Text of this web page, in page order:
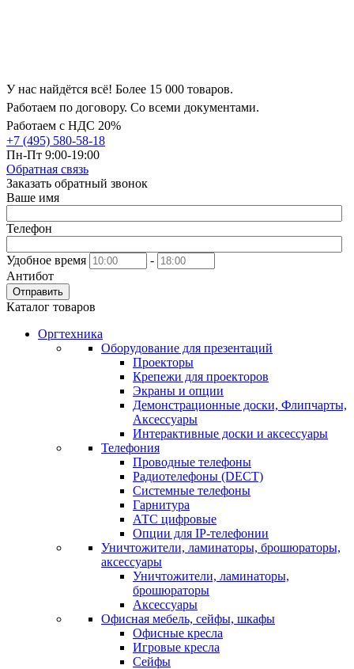
У нас найдётся всё! Более 15 000 товаров.
Работаем по договору. Со всеми документами.
Работаем с НДС 20%
+7 (495) 580-58-18
Пн-Пт 9:00-19:00
Обратная связь
Заказать обратный звонок
Ваше имя
Телефон
Удобное время
-
Антибот
Отправить
Каталог товаров
Оргтехника
Оборудование для презентаций
Проекторы
Крепежи для проекторов
Экраны и опции
Демонстрационные доски, Флипчарты,
Аксессуары
Интерактивные доски и аксессуары
Телефония
Проводные телефоны
Радиотелефоны (DECT)
Системные телефоны
Гарнитура
АТС цифровые
Опции для IP-телефонии
Уничтожители, ламинаторы, брошюраторы,
аксессуары
Уничтожители, ламинаторы,
брошюраторы
Аксессуары
Офисная мебель, сейфы, шкафы
Офисные кресла
Игровые кресла
Сейфы